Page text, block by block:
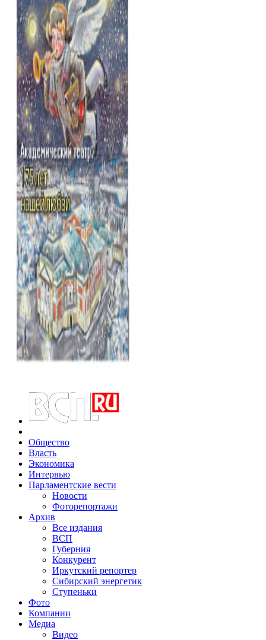
Общество
Власть
Экономика
Интервью
Парламентские вести
Новости
Фоторепортажи
Архив
Все издания
ВСП
Губерния
Конкурент
Иркутский репортер
Сибирский энергетик
Ступеньки
Фото
Компании
Медиа
Видео